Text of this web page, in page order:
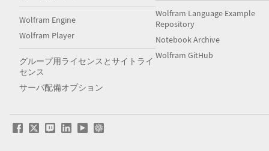
Wolfram Engine
Wolfram Player
グループ用ライセンスとサイトライ
センス
サーバ配備オプション
Wolfram Language Example
Repository
Notebook Archive
Wolfram GitHub